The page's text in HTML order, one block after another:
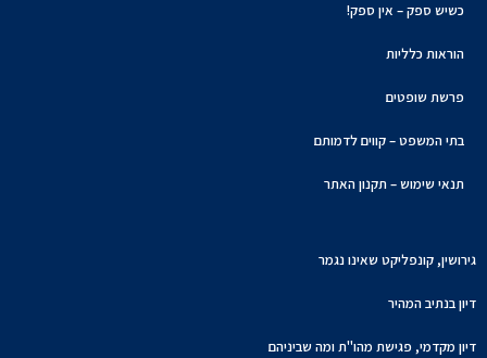
כשיש ספק – אין ספק!
הוראות כלליות
פרשת שופטים
בתי המשפט – קווים לדמותם
תנאי שימוש – תקנון האתר
גירושין, קונפליקט שאינו נגמר
דיון בנתיב המהיר
דיון מקדמי, פגישת מהו"ת ומה שביניהם